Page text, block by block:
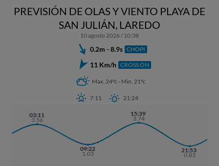
PREVISIÓN DE OLAS Y VIENTO PLAYA DE
SAN JULIÁN, LAREDO
10 agosto 2026 / 10:38
0.2m - 8.9s CHOPI
11 Km/h CROSS ON
Max. 24ºc - Min. 21ºc
7:11 21:24
03:11
3.56
09:22
1.03
15:39
3.74
21:53
0.83